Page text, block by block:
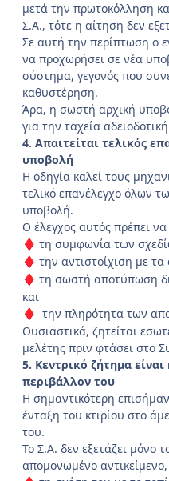
μετά την πρωτοκόλληση
Σ.Α., τότε η αίτηση δεν
Σε αυτή την περίπτωση ο
να προχωρήσει σε νέα
σύστημα, γεγονός που
καθυστέρηση.
Άρα, η σωστή αρχική
για την ταχεία
4. Απαιτείται τελικός
υποβολή
Η οδηγία καλεί τους
τελικό επανέλεγχο όλων
υποβολή.
Ο έλεγχος αυτός πρέπει
♦ τη συμφωνία των
♦ την αντιστοίχιση με
♦ τη σωστή αποτύπωση
και
♦
την πληρότητα των
Ουσιαστικά, ζητείται
μελέτης πριν φτάσει στο
5. Κεντρικό ζήτημα
περιβάλλον του
Η σημαντικότερη
ένταξη του κτιρίου στο
του.
Το Σ.Α. δεν εξετάζει μόνο
απομονωμένο